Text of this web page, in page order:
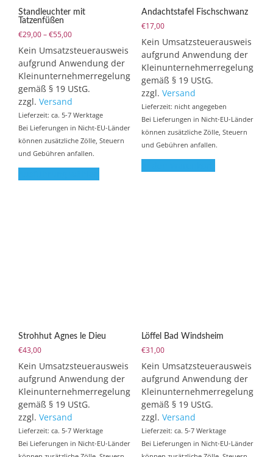
Standleuchter mit
Tatzenfüßen
€29,00–€55,00Preisspanne:
bis
€55,00
Kein Umsatzsteuerausweis
aufgrund Anwendung der
Kleinunternehmerregelung
gemäß § 19 UStG.
zzgl. Versand
Lieferzeit: ca. 5-7 Werktage
Bei Lieferungen in Nicht-EU-Länder
können zusätzliche Zölle, Steuern
und Gebühren anfallen.
Dieses
Produkt
werden
Andachtstafel Fischschwanz
€17,00
Kein Umsatzsteuerausweis
aufgrund Anwendung der
Kleinunternehmerregelung
gemäß § 19 UStG.
zzgl. Versand
Lieferzeit: nicht angegeben
Bei Lieferungen in Nicht-EU-Länder
können zusätzliche Zölle, Steuern
und Gebühren anfallen.
Strohhut Agnes le Dieu
€43,00
Kein Umsatzsteuerausweis
aufgrund Anwendung der
Kleinunternehmerregelung
gemäß § 19 UStG.
zzgl. Versand
Lieferzeit: ca. 5-7 Werktage
Bei Lieferungen in Nicht-EU-Länder
Löffel Bad Windsheim
€31,00
Kein Umsatzsteuerausweis
aufgrund Anwendung der
Kleinunternehmerregelung
gemäß § 19 UStG.
zzgl. Versand
Lieferzeit: ca. 5-7 Werktage
Bei Lieferungen in Nicht-EU-Länder